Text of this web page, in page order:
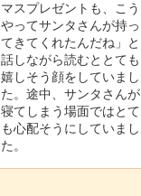
マスプレゼントも、こう
やってサンタさんが持っ
てきてくれたんだね」と
話しながら読むととても
嬉しそう顔をしていまし
た。途中、サンタさんが
寝てしまう場面ではとて
も心配そうにしていまし
た。